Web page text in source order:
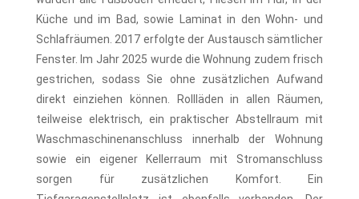
Küche und im Bad, sowie Laminat in den Wohn- und
Schlafräumen. 2017 erfolgte der Austausch sämtlicher
Fenster. Im Jahr 2025 wurde die Wohnung zudem frisch
gestrichen, sodass Sie ohne zusätzlichen Aufwand
direkt einziehen können. Rollläden in allen Räumen,
teilweise elektrisch, ein praktischer Abstellraum mit
Waschmaschinenanschluss innerhalb der Wohnung
sowie ein eigener Kellerraum mit Stromanschluss
sorgen für zusätzlichen Komfort. Ein